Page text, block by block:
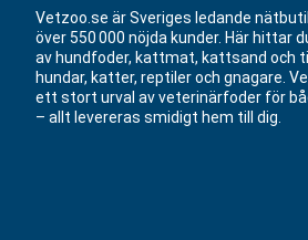
Vetzoo.se är Sveriges ledande
över 550 000 nöjda kunder. Här hittar
av hundfoder, kattmat, kattsand och
hundar, katter, reptiler och gnagare.
ett stort urval av veterinärfoder för
– allt levereras smidigt hem till dig.